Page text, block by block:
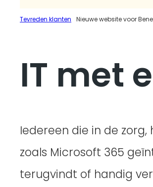
Tevreden klanten Nieuwe website voor
IT met
Iedereen die in de
zoals Microsoft 365
terugvindt of handig